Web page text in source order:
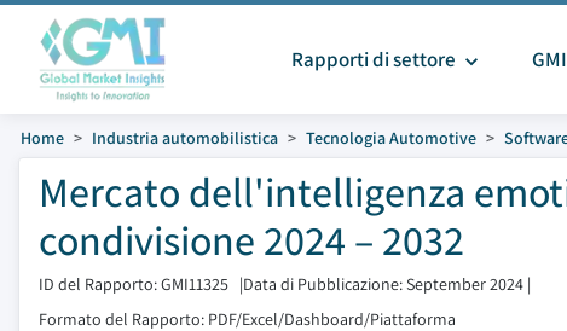
Rapporti di settore
Home Industria automobilistica Tecnologia Automotive
Mercato dell'intelligenza
condivisione 2024 – 2032
ID del Rapporto: GMI11325 |Data di Pubblicazione: September 2024 |
Formato del Rapporto: PDF/Excel/Dashboard/Piattaforma